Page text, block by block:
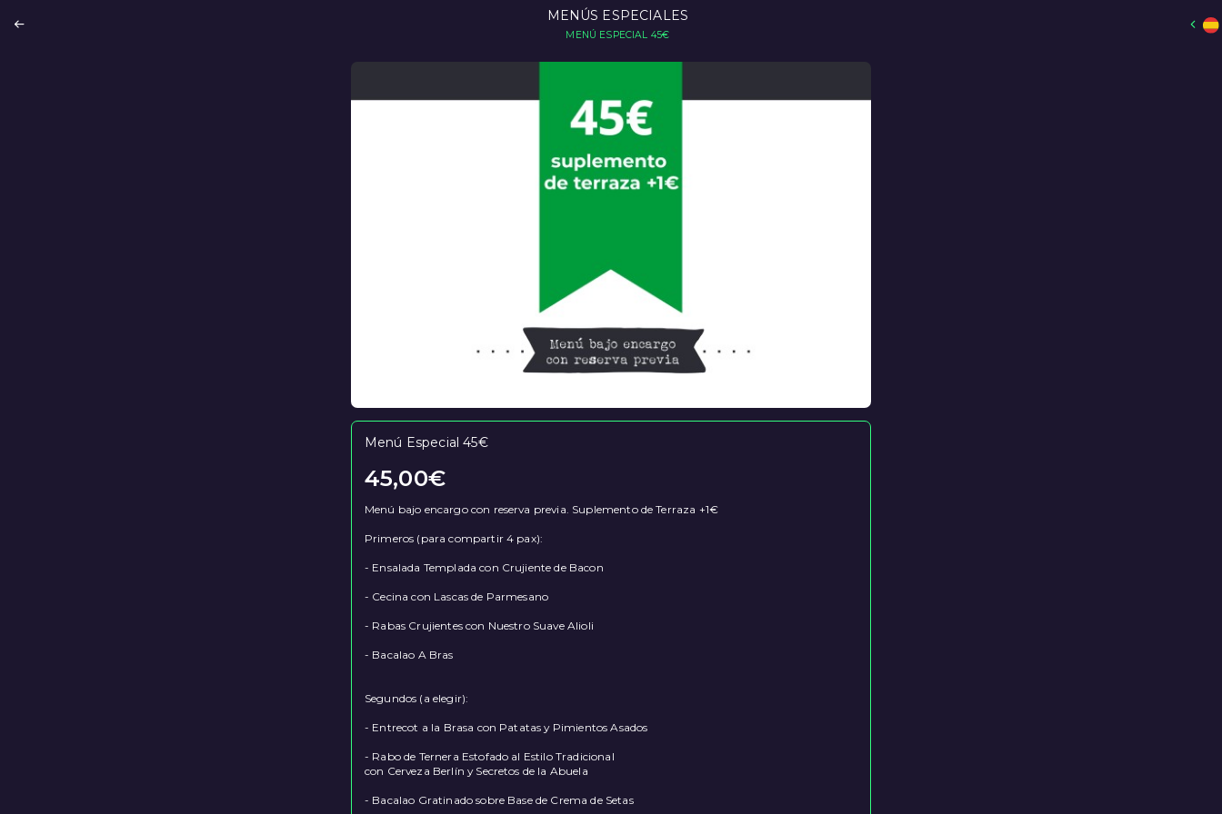
MENÚS ESPECIALES
MENÚ ESPECIAL 45€
Menú Especial 45€
45,00€
Menú bajo encargo con reserva previa. Suplemento de Terraza +1€
Primeros (para compartir 4 pax):
- Ensalada Templada con Crujiente de Bacon
- Cecina con Lascas de Parmesano
- Rabas Crujientes con Nuestro Suave Alioli
- Bacalao A Bras
Segundos (a elegir):
- Entrecot a la Brasa con Patatas y Pimientos Asados
- Rabo de Ternera Estofado al Estilo Tradicional
con Cerveza Berlín y Secretos de la Abuela
- Bacalao Gratinado sobre Base de Crema de Setas